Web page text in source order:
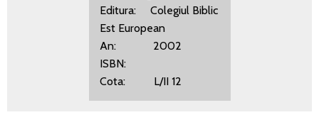
Editura: Colegiul Biblic
Est European
An: 2002
ISBN:
Cota: L/II 12